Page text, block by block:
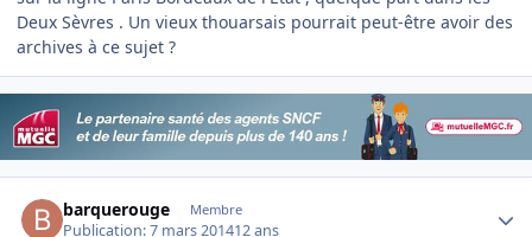
Deux Sèvres . Un vieux thouarsais pourrait peut-être avoir des
archives à ce sujet ?
barquerouge Membre
Publication:7 mars 201412 ans